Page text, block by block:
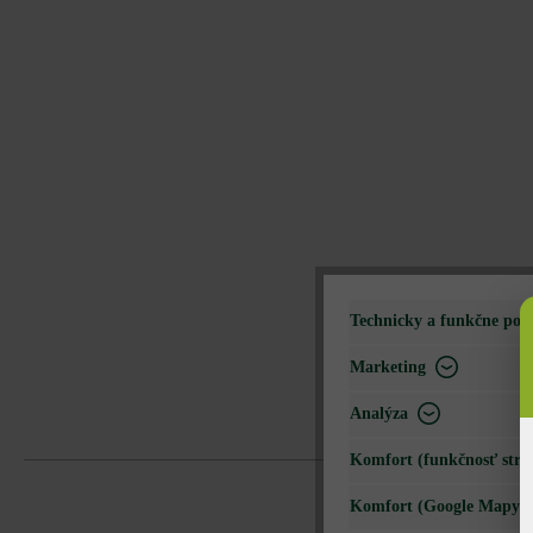
Technicky a funkčne
Marketing
Analýza
Komfort (funkčnosť
Komfort (Google Mapy)